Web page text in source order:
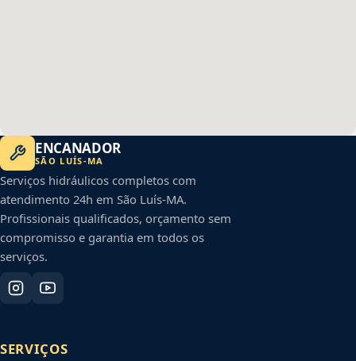
ENCANADOR
SÃO LUÍS-MA
Serviços hidráulicos completos com
atendimento 24h em São Luís-MA.
Profissionais qualificados, orçamento sem
compromisso e garantia em todos os
serviços.
SERVIÇOS